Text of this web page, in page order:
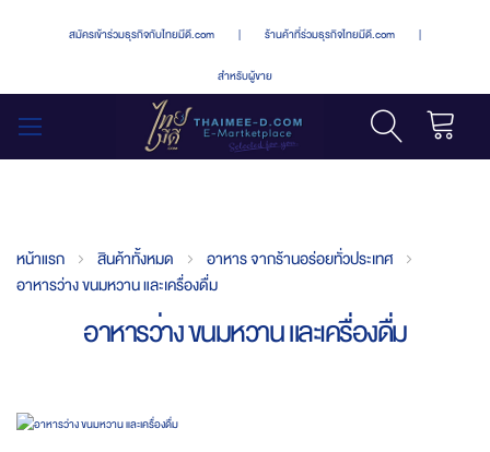
สมัครเข้าร่วมธุรกิจกับไทยมีดี.com | ร้านค้าที่ร่วมธุรกิจไทยมีดี.com |
สำหรับผู้ขาย
หน้าแรก สินค้าทั้งหมด
อาหาร จากร้านอร่อยทั่วประเทศ
อาหารว่าง ขนมหวาน และเครื่องดื่ม
อาหารว่าง ขนมหวาน และเครื่องดื่ม